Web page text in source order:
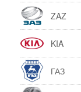
ZAZ
KIA
ГАЗ